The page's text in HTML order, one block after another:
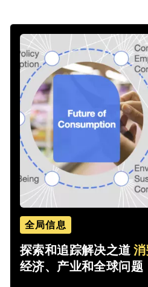
全局信息
探索和追踪解决之道
经济、产业和全球问题